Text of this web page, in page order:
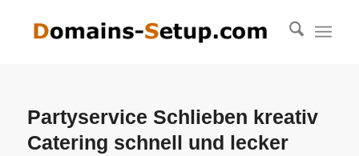
Partyservice Schlieben kreativ
Catering schnell und lecker